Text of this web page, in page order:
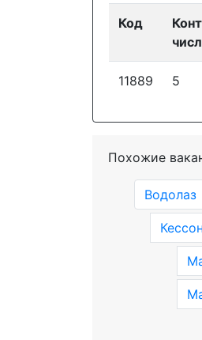
Код
11889 5
Похожие
Водолаз